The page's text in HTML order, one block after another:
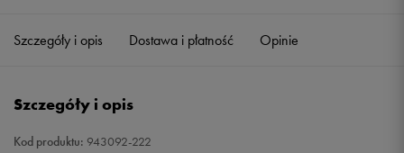
Szczegóły i opis Dostawa i płatność Opinie
Szczegóły i opis
Kod produktu: 943092-222